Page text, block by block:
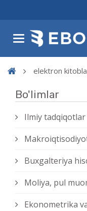
elektron
Bo'limlar
Ilmiy tadqiqotlar
Buxgalteriya
Moliya, pul
Ekonometrika